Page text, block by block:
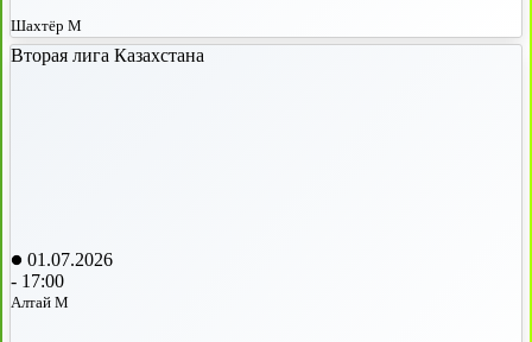
Шахтёр М
Вторая лига Казахстана
01.07.2026
- 17:00
Алтай М